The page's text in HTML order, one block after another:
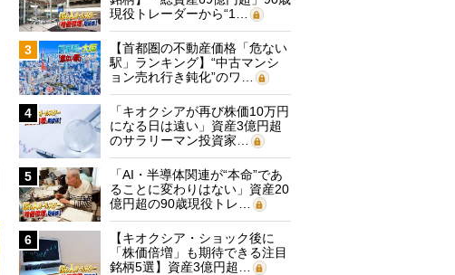
現役トレーダーから“1…
3
【首都圏の不動産価格「危ない
駅」ランキング】“中古マンシ
ョン売れ行き鈍化”のワ…
4
「キオクシアが再び株価10万円
になる日は遠い」資産3億円超
のサラリーマン投資家…
5
「AI・半導体関連が“本命”であ
ることに変わりはない」資産20
億円超の90歳現役トレ…
6
【キオクシア・ショック後に
「株価倍増」も期待できる注目
銘柄5選】資産3億円超…